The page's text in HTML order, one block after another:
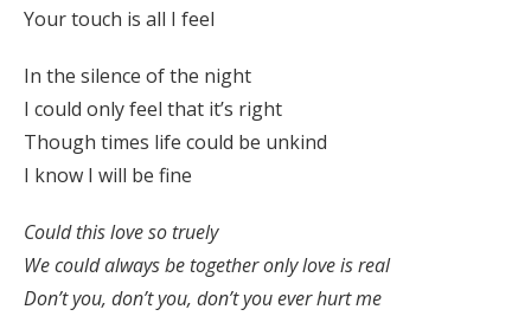
Your touch is all I feel
In the silence of the night
I could only feel that it’s right
Though times life could be unkind
I know I will be fine
Could this love so truely
We could always be together only love is real
Don’t you, don’t you, don’t you ever hurt me